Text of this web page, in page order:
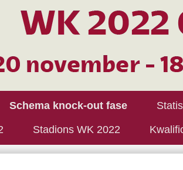
Schema knock-out fase
Stadions WK 2022